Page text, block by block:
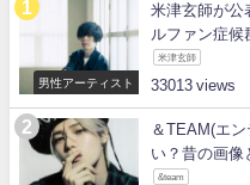
男性アーティスト
米津玄師が公
ルファン症候
米津玄師
33013
＆TEAM(エ
い？昔の画像
&team